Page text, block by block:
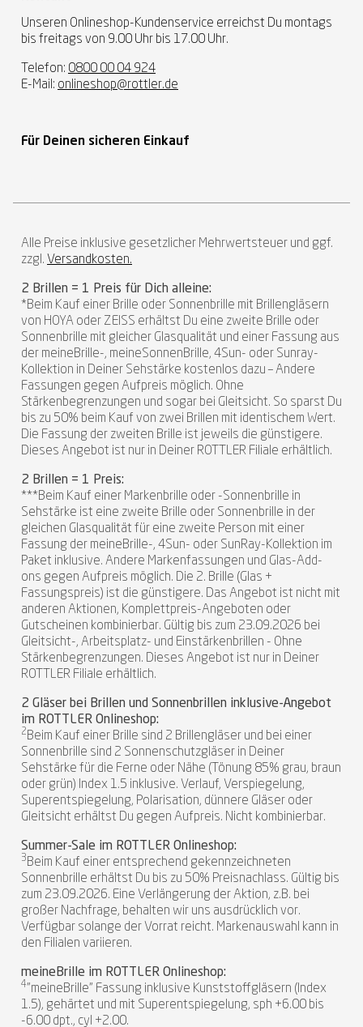
Unseren Onlineshop-Kundenservice erreichst Du montags
bis freitags von 9.00 Uhr bis 17.00 Uhr.
Telefon: 0800 00 04 924
E-Mail: onlineshop@rottler.de
Für Deinen sicheren Einkauf
Alle Preise inklusive gesetzlicher Mehrwertsteuer und ggf.
zzgl. Versandkosten.
2 Brillen = 1 Preis für Dich alleine:
*Beim Kauf einer Brille oder Sonnenbrille mit Brillengläsern
von HOYA oder ZEISS erhältst Du eine zweite Brille oder
Sonnenbrille mit gleicher Glasqualität und einer Fassung aus
der meineBrille-, meineSonnenBrille, 4Sun- oder Sunray-
Kollektion in Deiner Sehstärke kostenlos dazu – Andere
Fassungen gegen Aufpreis möglich. Ohne
Stärkenbegrenzungen und sogar bei Gleitsicht. So sparst Du
bis zu 50% beim Kauf von zwei Brillen mit identischem Wert.
Die Fassung der zweiten Brille ist jeweils die günstigere.
Dieses Angebot ist nur in Deiner ROTTLER Filiale erhältlich.
2 Brillen = 1 Preis:
***Beim Kauf einer Markenbrille oder -Sonnenbrille in
Sehstärke ist eine zweite Brille oder Sonnenbrille in der
gleichen Glasqualität für eine zweite Person mit einer
Fassung der meineBrille-, 4Sun- oder SunRay-Kollektion im
Paket inklusive. Andere Markenfassungen und Glas-Add-
ons gegen Aufpreis möglich. Die 2. Brille (Glas +
Fassungspreis) ist die günstigere. Das Angebot ist nicht mit
anderen Aktionen, Komplettpreis-Angeboten oder
Gutscheinen kombinierbar. Gültig bis zum 23.09.2026 bei
Gleitsicht-, Arbeitsplatz- und Einstärkenbrillen - Ohne
Stärkenbegrenzungen. Dieses Angebot ist nur in Deiner
ROTTLER Filiale erhältlich.
2 Gläser bei Brillen und Sonnenbrillen inklusive-Angebot
im ROTTLER Onlineshop:
2 Beim Kauf einer Brille sind 2 Brillengläser und bei einer
Sonnenbrille sind 2 Sonnenschutzgläser in Deiner
Sehstärke für die Ferne oder Nähe (Tönung 85% grau, braun
oder grün) Index 1.5 inklusive. Verlauf, Verspiegelung,
Superentspiegelung, Polarisation, dünnere Gläser oder
Gleitsicht erhältst Du gegen Aufpreis. Nicht kombinierbar.
Summer-Sale im ROTTLER Onlineshop:
3 Beim Kauf einer entsprechend gekennzeichneten
Sonnenbrille erhältst Du bis zu 50% Preisnachlass. Gültig bis
zum 23.09.2026. Eine Verlängerung der Aktion, z.B. bei
großer Nachfrage, behalten wir uns ausdrücklich vor.
Verfügbar solange der Vorrat reicht. Markenauswahl kann in
den Filialen variieren.
meineBrille im ROTTLER Onlineshop:
4"meineBrille" Fassung inklusive Kunststoffgläsern (Index
1.5), gehärtet und mit Superentspiegelung, sph +6.00 bis
-6.00 dpt., cyl +2.00.